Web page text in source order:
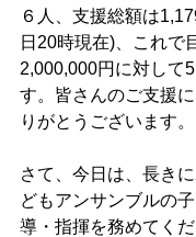
６人、支援総額は
日20時現在)、これで
2,000,000円に対して
す。皆さんのご支援
りがとうございます。
さて、今日は、長き
どもアンサンブルの
導・指揮を務めてく